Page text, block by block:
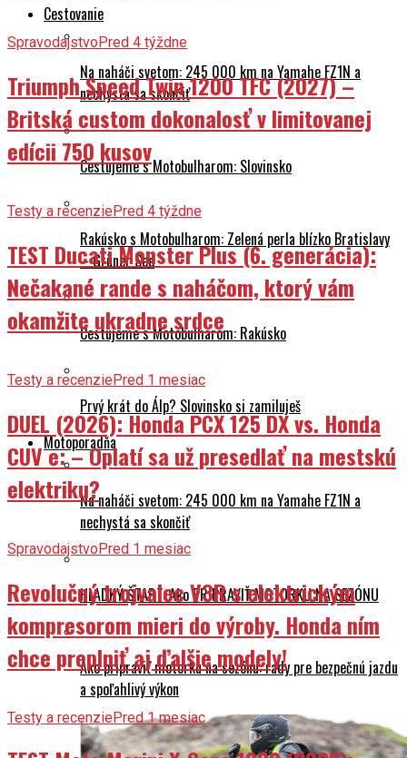
Cestovanie
Na naháči svetom: 245 000 km na Yamahe FZ1N a
nechystá sa skončiť
Cestujeme s Motobulharom: Slovinsko
Rakúsko s Motobulharom: Zelená perla blízko Bratislavy
– Grüner See
Cestujeme s Motobulharom: Rakúsko
Prvý krát do Álp? Slovinsko si zamiluješ
Motoporadňa
Na naháči svetom: 245 000 km na Yamahe FZ1N a
nechystá sa skončiť
HLADKÝ ŠTART: Ako PRIPRAVIŤ MOTORKU NA SEZÓNU
Ako pripraviť motorku na sezónu: rady pre bezpečnú jazdu
a spoľahlivý výkon
SpravodajstvoPred 4 týždne
Triumph Speed Twin 1200 TFC (2027) –
Britská custom dokonalosť v limitovanej
edícii 750 kusov
Testy a recenziePred 4 týždne
TEST Ducati Monster Plus (6. generácia):
Nečakané rande s naháčom, ktorý vám
okamžite ukradne srdce
Testy a recenziePred 1 mesiac
DUEL (2026): Honda PCX 125 DX vs. Honda
CUV e: – Oplatí sa už presedlať na mestskú
elektriku?
SpravodajstvoPred 1 mesiac
Revolučný trojvalec V3R s elektrickým
kompresorom mieri do výroby. Honda ním
chce preplniť aj ďalšie modely!
Testy a recenziePred 1 mesiac